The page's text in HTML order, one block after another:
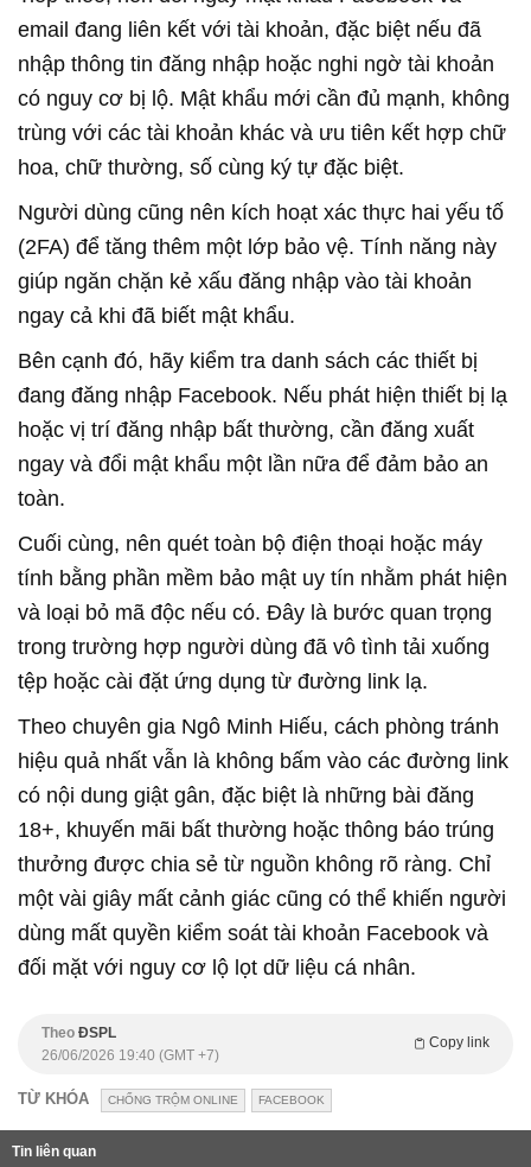
email đang liên kết với tài khoản, đặc biệt nếu đã
nhập thông tin đăng nhập hoặc nghi ngờ tài khoản
có nguy cơ bị lộ. Mật khẩu mới cần đủ mạnh, không
trùng với các tài khoản khác và ưu tiên kết hợp chữ
hoa, chữ thường, số cùng ký tự đặc biệt.
Người dùng cũng nên kích hoạt xác thực hai yếu tố
(2FA) để tăng thêm một lớp bảo vệ. Tính năng này
giúp ngăn chặn kẻ xấu đăng nhập vào tài khoản
ngay cả khi đã biết mật khẩu.
Bên cạnh đó, hãy kiểm tra danh sách các thiết bị
đang đăng nhập Facebook. Nếu phát hiện thiết bị lạ
hoặc vị trí đăng nhập bất thường, cần đăng xuất
ngay và đổi mật khẩu một lần nữa để đảm bảo an
toàn.
Cuối cùng, nên quét toàn bộ điện thoại hoặc máy
tính bằng phần mềm bảo mật uy tín nhằm phát hiện
và loại bỏ mã độc nếu có. Đây là bước quan trọng
trong trường hợp người dùng đã vô tình tải xuống
tệp hoặc cài đặt ứng dụng từ đường link lạ.
Theo chuyên gia Ngô Minh Hiếu, cách phòng tránh
hiệu quả nhất vẫn là không bấm vào các đường link
có nội dung giật gân, đặc biệt là những bài đăng
18+, khuyến mãi bất thường hoặc thông báo trúng
thưởng được chia sẻ từ nguồn không rõ ràng. Chỉ
một vài giây mất cảnh giác cũng có thể khiến người
dùng mất quyền kiểm soát tài khoản Facebook và
đối mặt với nguy cơ lộ lọt dữ liệu cá nhân.
Theo ĐSPL
Copy link
26/06/2026 19:40 (GMT +7)
TỪ KHÓA CHỐNG TRỘM ONLINE FACEBOOK
Tin liên quan